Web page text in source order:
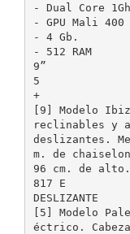
- Dual Core
- GPU Mali 400
- 4 Gb.
- 512 RAM
9”
5
+
[9] Modelo
reclinables y
deslizantes.
m. de
96 cm. de
817 E
DESLIZANTE
[5] Modelo
éctrico.